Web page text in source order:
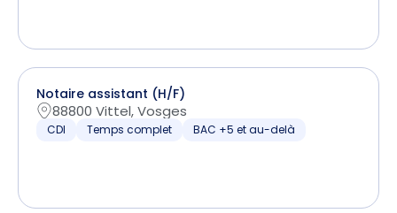
Notaire assistant (H/F)
88800 Vittel, Vosges
CDI Temps complet BAC +5 et au-delà